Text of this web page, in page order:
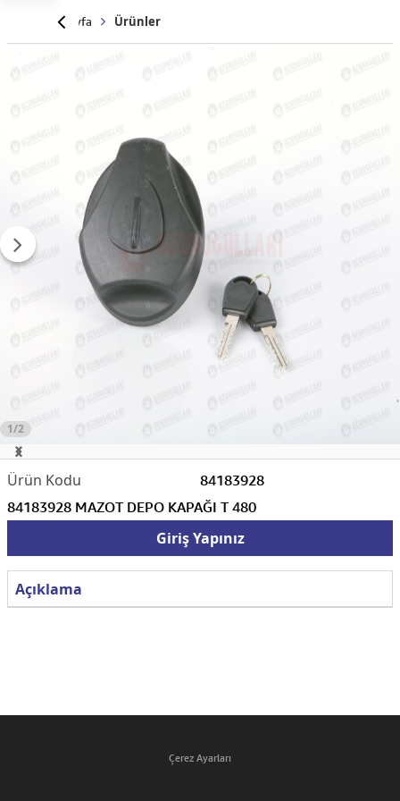
Anasayfa Ürünler
1/2
84183928
84183928 MAZOT DEPO KAPAĞI T 480
Giriş Yapınız
Açıklama
Çerez Ayarları